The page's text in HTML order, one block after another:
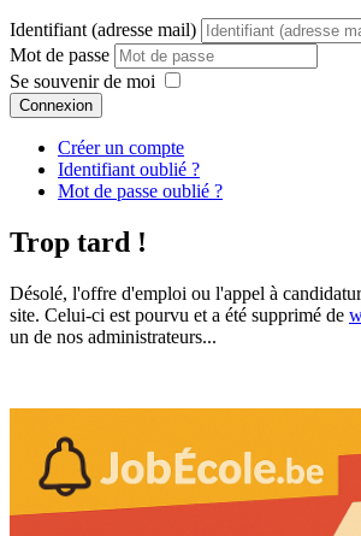
Identifiant (adresse mail)
Mot de passe
Se souvenir de moi
Connexion
Créer un compte
Identifiant oublié ?
Mot de passe oublié ?
Trop tard !
Désolé, l'offre d'emploi ou l'appel à
site. Celui-ci est pourvu et a été supprimé de
un de nos administrateurs...